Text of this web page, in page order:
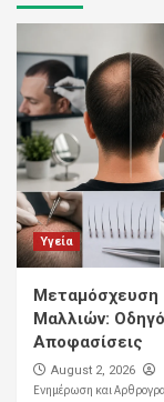
Υγεία
Μεταμόσχευση
Μαλλιών:
Αποφασίσεις
August 2, 2026
Ενημέρωση και